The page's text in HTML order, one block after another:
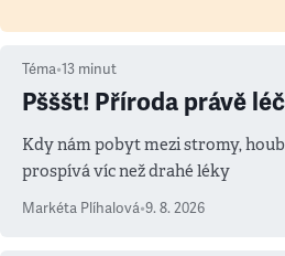
Téma•13 minut
Pšššt! Příroda právě
Kdy nám pobyt mezi stromy,
prospívá víc než drahé léky
Markéta Plíhalová•9. 8. 2026